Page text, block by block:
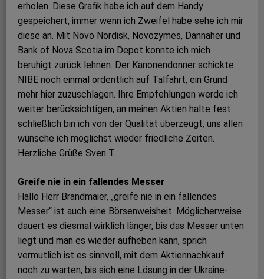
erholen. Diese Grafik habe ich auf dem Handy
gespeichert, immer wenn ich Zweifel habe sehe ich mir
diese an. Mit Novo Nordisk, Novozymes, Dannaher und
Bank of Nova Scotia im Depot konnte ich mich
beruhigt zurück lehnen. Der Kanonendonner schickte
NIBE noch einmal ordentlich auf Talfahrt, ein Grund
mehr hier zuzuschlagen. Ihre Empfehlungen werde ich
weiter berücksichtigen, an meinen Aktien halte fest
schließlich bin ich von der Qualität überzeugt, uns allen
wünsche ich möglichst wieder friedliche Zeiten.
Herzliche Grüße Sven T.
Greife nie in ein fallendes Messer
Hallo Herr Brandmaier, „greife nie in ein fallendes
Messer“ ist auch eine Börsenweisheit. Möglicherweise
dauert es diesmal wirklich länger, bis das Messer unten
liegt und man es wieder aufheben kann, sprich
vermutlich ist es sinnvoll, mit dem Aktiennachkauf
noch zu warten, bis sich eine Lösung in der Ukraine-